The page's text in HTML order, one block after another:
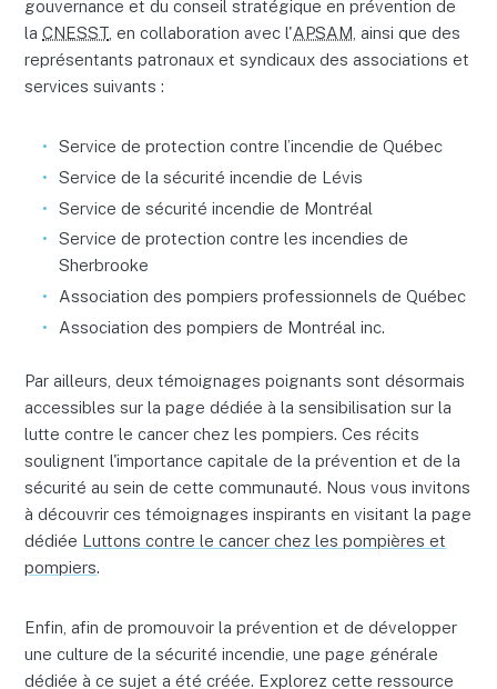
gouvernance et du conseil stratégique en prévention de
laCNESST , en collaboration avec l'APSAM , ainsi que des
représentants patronaux et syndicaux des associations et
services suivants :
Service de protection contre l’incendie de Québec
Service de la sécurité incendie de Lévis
Service de sécurité incendie de Montréal
Service de protection contre les incendies de
Sherbrooke
Association des pompiers professionnels de Québec
Association des pompiers de Montréal inc.
Par ailleurs, deux témoignages poignants sont désormais
accessibles sur la page dédiée à la sensibilisation sur la
lutte contre le cancer chez les pompiers. Ces récits
soulignent l'importance capitale de la prévention et de la
sécurité au sein de cette communauté. Nous vous invitons
à découvrir ces témoignages inspirants en visitant la page
dédiée Luttons contre le cancer chez les pompières et
pompiers.
Enfin, afin de promouvoir la prévention et de développer
une culture de la sécurité incendie, une page générale
dédiée à ce sujet a été créée. Explorez cette ressource